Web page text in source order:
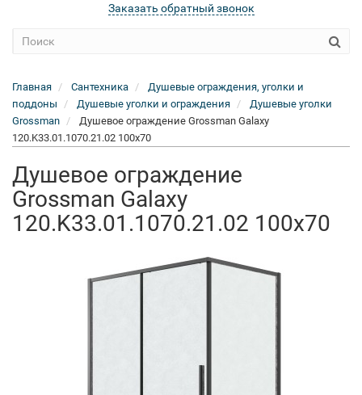
Заказать обратный звонок
Главная Сантехника
Душевые ограждения, уголки и
поддоны
Душевые уголки и ограждения
Душевые уголки
Grossman
Душевое ограждение Grossman Galaxy
120.K33.01.1070.21.02 100x70
Душевое ограждение
Grossman Galaxy
120.K33.01.1070.21.02 100x70